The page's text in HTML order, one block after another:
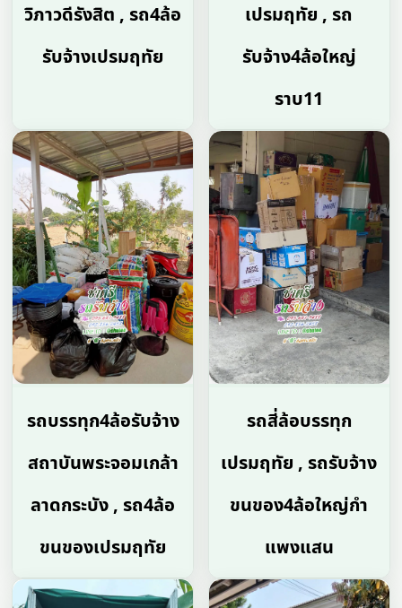
วิภาวดีรังสิต , รถ4ล้อ
รับจ้างเปรมฤทัย
เปรมฤทัย , รถ
รับจ้าง4ล้อใหญ่
ราบ11
รถบรรทุก4ล้อรับจ้าง
สถาบันพระจอมเกล้า
ลาดกระบัง , รถ4ล้อ
ขนของเปรมฤทัย
รถสี่ล้อบรรทุก
เปรมฤทัย , รถรับจ้าง
ขนของ4ล้อใหญ่กํา
แพงแสน